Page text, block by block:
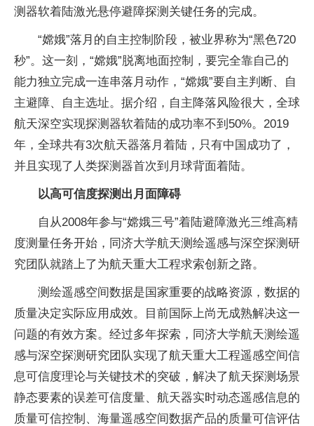
测器软着陆激光悬停避障探测关键任务的完成。
“嫦娥”落月的自主控制阶段，被业界称为“黑色720
秒”。这一刻，“嫦娥”脱离地面控制，要完全靠自己的
能力独立完成一连串落月动作，“嫦娥”要自主判断、自
主避障、自主选址。据介绍，自主降落风险很大，全球
航天深空实现探测器软着陆的成功率不到50%。2019
年，全球共有3次航天器落月着陆，只有中国成功了，
并且实现了人类探测器首次到月球背面着陆。
以高可信度探测出月面障碍
自从2008年参与“嫦娥三号”着陆避障激光三维高精
度测量任务开始，同济大学航天测绘遥感与深空探测研
究团队就踏上了为航天重大工程求索创新之路。
测绘遥感空间数据是国家重要的战略资源，数据的
质量决定实际应用成效。目前国际上尚无成熟解决这一
问题的有效方案。经过多年探索，同济大学航天测绘遥
感与深空探测研究团队实现了航天重大工程遥感空间信
息可信度理论与关键技术的突破，解决了航天探测场景
静态要素的误差可信度量、航天器实时动态遥感信息的
质量可信控制、海量遥感空间数据产品的质量可信评估